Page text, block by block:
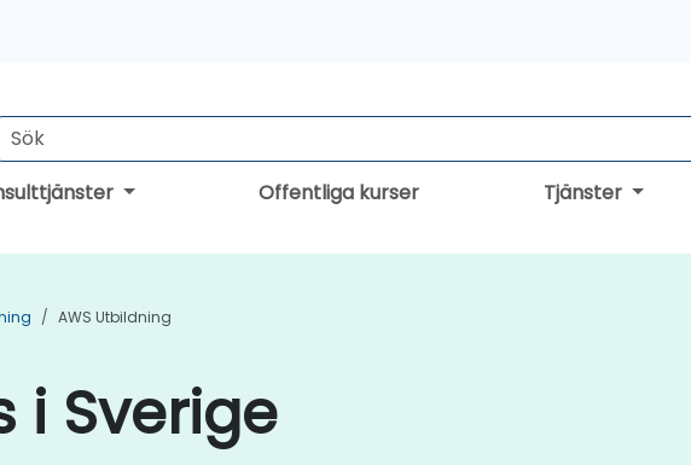
Offentliga kurser Tjänster
AWS Utbildning
i Sverige